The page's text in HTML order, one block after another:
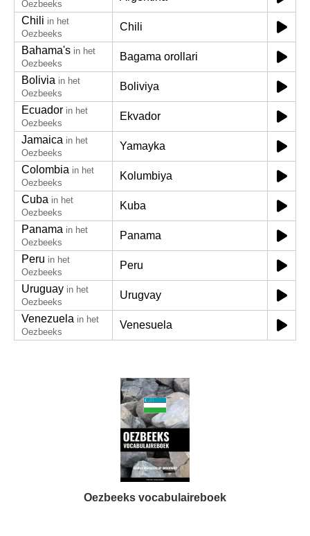
Oezbeeks
Chili in het
Oezbeeks
Chili
Bahama's in het
Oezbeeks
Bagama orollari
Bolivia in het
Oezbeeks
Boliviya
Ecuador in het
Oezbeeks
Ekvador
Jamaica in het
Oezbeeks
Yamayka
Colombia in het
Oezbeeks
Kolumbiya
Cuba in het
Oezbeeks
Kuba
Panama in het
Oezbeeks
Panama
Peru in het
Oezbeeks
Peru
Uruguay in het
Oezbeeks
Urugvay
Venezuela in het
Oezbeeks
Venesuela
Oezbeeks vocabulaireboek